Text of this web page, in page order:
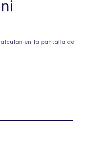
en la pantalla de